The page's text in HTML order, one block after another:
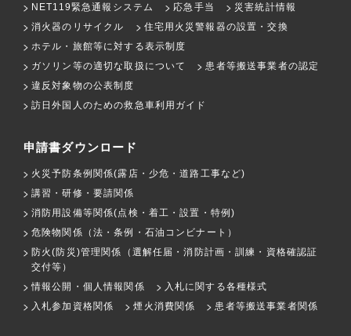
NET119緊急通報システム
応急手当
災害統計情報
消火器のリサイクル
住宅用火災警報器の設置・交換
ホテル・旅館等に対する表示制度
ガソリン等の適切な取扱について
患者等搬送事業者の認定
違反対象物の公表制度
訪日外国人のための救急車利用ガイド
申請書ダウンロード
火災予防条例関係(露店・少危・道路工事など)
講習・研修・要請関係
消防用設備等関係(点検・着工・設置・特例)
危険物関係（法・条例・石油コンビナート）
防火(防災)管理関係（選解任届・消防計画・訓練・資格確認証
交付等）
情報公開・個人情報関係
入札に関する各種様式
入札参加資格関係
煙火消費関係 患者等搬送事業者関係